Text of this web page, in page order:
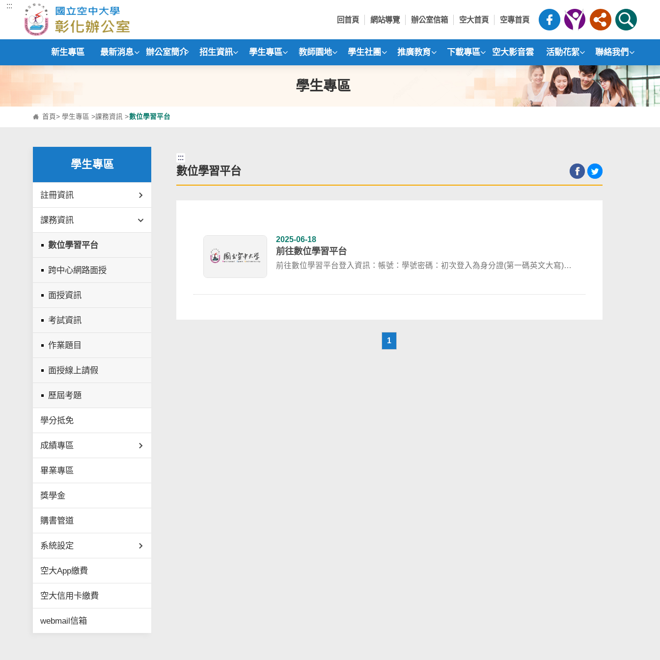
跳到主要內容區塊
:::
回首頁
網站導覽 辦公室信箱 空大首頁 空專首頁
新生專區 最新消息 辦公室簡介 招生資訊 學生專區 教師園地 學生社團 推廣教育 下載專區 空大影音雲 活動花絮 聯絡我們
學生專區
首頁>學生專區 >課務資訊 >數位學習平台
學生專區
註冊資訊
課務資訊
數位學習平台
跨中心網路面授
面授資訊
考試資訊
作業題目
面授線上請假
歷屆考題
學分抵免
成績專區
畢業專區
獎學金
購書管道
系統設定
空大App繳費
空大信用卡繳費
webmail信箱
:::
數位學習平台
2025-06-18
前往數位學習平台
前往數位學習平台登入資訊：帳號：學號密碼：初次登入為身分證(第一碼英文大寫)，
1